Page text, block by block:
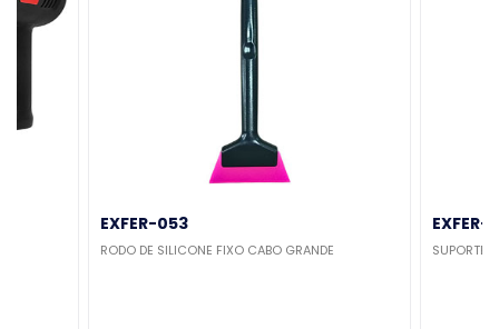
EXFER-053
RODO DE SILICONE FIXO CABO GRANDE
EXFER-
SUPORTE